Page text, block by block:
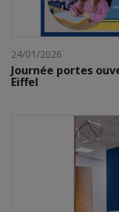
24/01/2026
Journée portes
Eiffel